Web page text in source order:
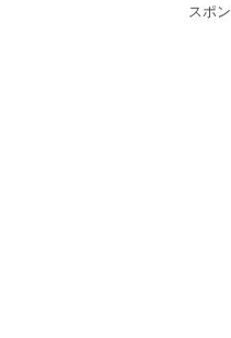
スポ